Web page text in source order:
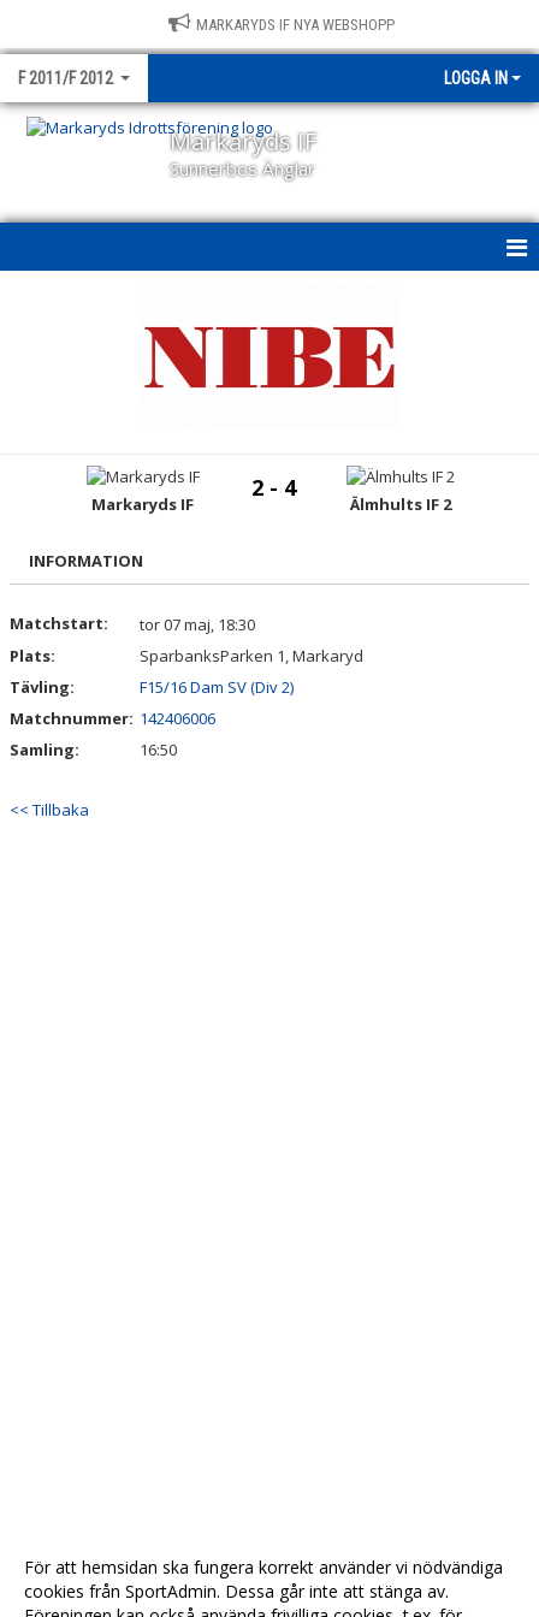
MARKARYDS IF NYA WEBSHOPP
F 2011/F 2012 LOGGA IN
Markaryds IF
Sunnerbos Änglar
BILDGALLERI
KONTAKT
Markaryds IF
2 - 4
Älmhults IF 2
INFORMATION
Matchstart:
tor 07 maj, 18:30
Plats:
SparbanksParken 1, Markaryd
Tävling:
F15/16 Dam SV (Div 2)
Matchnummer: 142406006
Samling:
16:50
<< Tillbaka
För att hemsidan ska fungera korrekt använder vi nödvändiga
cookies från SportAdmin. Dessa går inte att stänga av.